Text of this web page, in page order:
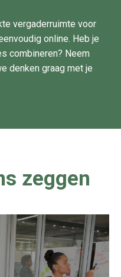
vergaderruimte voor
online. Heb je
combineren? Neem
denken graag met je
zeggen